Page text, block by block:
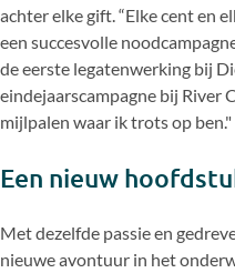
achter elke gift. “Elke cent en
een succesvolle
de eerste legatenwerking bij
eindejaarscampagne bij River
mijlpalen waar ik trots op ben."
Een nieuw
Met dezelfde passie en
nieuwe avontuur in het